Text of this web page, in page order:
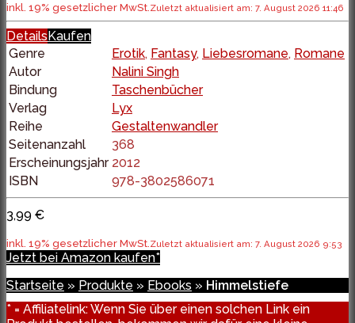
inkl. 19% gesetzlicher MwSt.Zuletzt aktualisiert am: 7. August 2026 11:46
Details Kaufen
Genre
Erotik, Fantasy, Liebesromane, Romane
Autor
Nalini Singh
Bindung
Taschenbücher
Verlag
Lyx
Reihe
Gestaltenwandler
Seitenanzahl
368
Erscheinungsjahr 2012
ISBN
978-3802586071
3,99 €
inkl. 19% gesetzlicher MwSt.Zuletzt aktualisiert am: 7. August 2026 9:53
Jetzt bei Amazon kaufen*
Startseite » Produkte » Ebooks » Himmelstiefe
* = Affiliatelink: Wenn Sie über einen solchen Link ein